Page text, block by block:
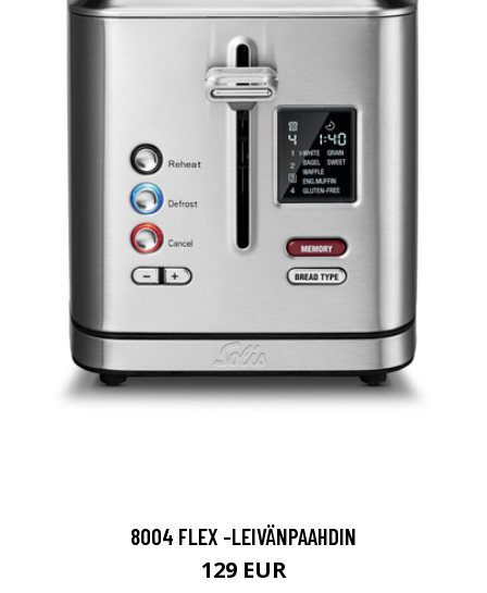
8004 FLEX -LEIVÄNPAAHDIN
129 EUR